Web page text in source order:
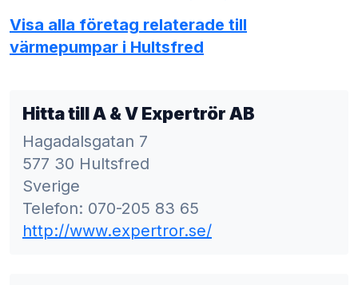
Visa alla företag relaterade till
värmepumpar i Hultsfred
Hitta till A & V Expertrör AB
Hagadalsgatan 7
577 30 Hultsfred
Sverige
Telefon: 070-205 83 65
http://www.expertror.se/